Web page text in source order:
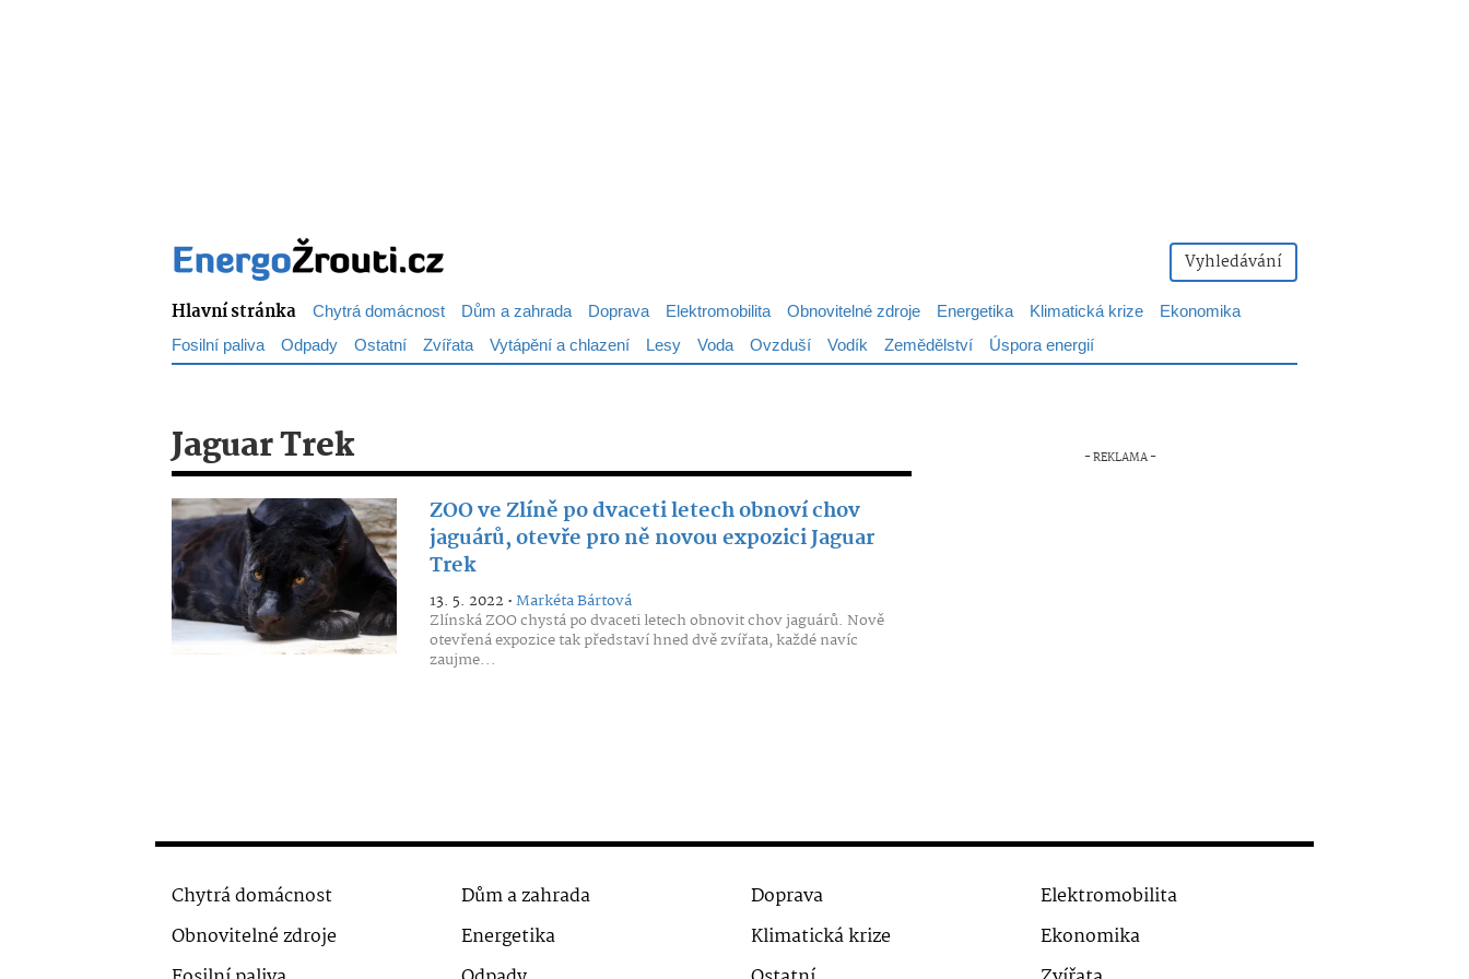
Vyhledávání
Hlavní stránka Chytrá domácnost Dům a zahrada Doprava Elektromobilita Obnovitelné zdroje Energetika Klimatická krize
Ekonomika
Fosilní paliva Odpady Ostatní Zvířata Vytápění a chlazení Lesy Voda Ovzduší Vodík Zemědělství Úspora energií
Jaguar Trek
ZOO ve Zlíně po dvaceti letech obnoví chov
jaguárů, otevře pro ně novou expozici Jaguar
Trek
13. 5. 2022 •Markéta Bártová
Zlínská ZOO chystá po dvaceti letech obnovit chov jaguárů. Nově
otevřená expozice tak představí hned dvě zvířata, každé navíc
zaujme...
Chytrá domácnost Dům a zahrada Doprava
Elektromobilita
Obnovitelné zdroje
Energetika Klimatická krize
Ekonomika